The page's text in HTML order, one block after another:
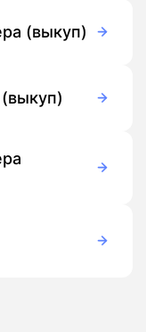
(выкуп)